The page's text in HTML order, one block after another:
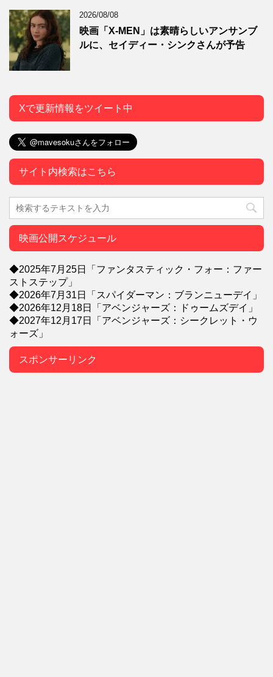
2026/08/08
映画「X-MEN」は素晴らしいアンサンブ
ルに、セイディー・シンクさんが予告
Xで更新情報をツイート中
サイト内検索はこちら
映画公開スケジュール
◆2025年7月25日「ファンタスティック・フォー：ファー
ストステップ」
◆2026年7月31日「スパイダーマン：ブランニューデイ」
◆2026年12月18日「アベンジャーズ：ドゥームズデイ」
◆2027年12月17日「アベンジャーズ：シークレット・ウ
ォーズ」
スポンサーリンク